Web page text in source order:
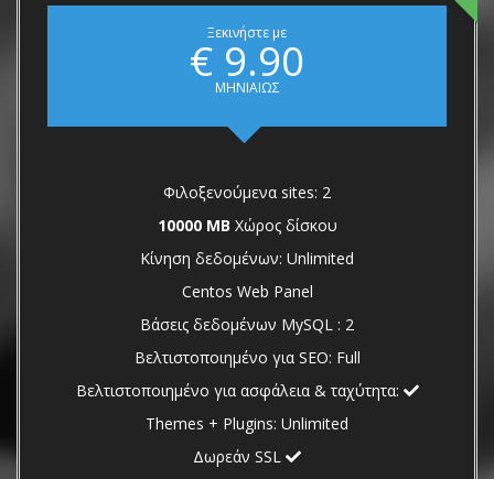
Ξεκινήστε με
€ 9.90
ΜΗΝΙΑΙΩΣ
Φιλοξενούμενα sites: 2
10000 MB Χώρος δίσκου
Κίνηση δεδομένων: Unlimited
Centos Web Panel
Βάσεις δεδομένων MySQL : 2
Βελτιστοποιημένο για SEO: Full
Βελτιστοποιημένο για ασφάλεια & ταχύτητα:
Themes + Plugins: Unlimited
Δωρεάν SSL